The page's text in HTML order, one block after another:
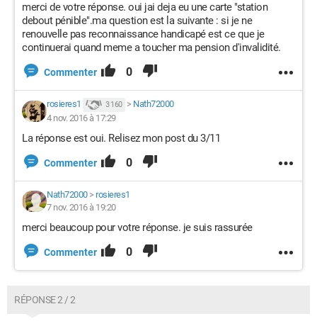
merci de votre réponse. oui jai deja eu une carte "station
debout pénible".ma question est la suivante : si je ne
renouvelle pas reconnaissance handicapé est ce que je
continuerai quand meme a toucher ma pension d'invalidité.
Commenter 0
rosieres1 3 160 > Nath72000
4 nov. 2016 à 17:29
La réponse est oui. Relisez mon post du 3/11
Commenter 0
Nath72000> rosieres1
7 nov. 2016 à 19:20
merci beaucoup pour votre réponse. je suis rassurée
Commenter 0
RÉPONSE 2 / 2